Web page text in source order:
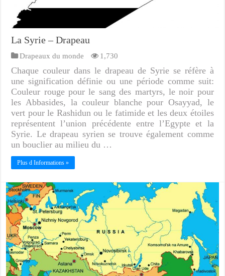
La Syrie – Drapeau
Drapeaux du monde 1,730
Chaque couleur dans le drapeau de Syrie se réfère à
une signification définie ou une période comme suit:
Couleur rouge pour le sang des martyrs, le noir pour
les Abbasides, la couleur blanche pour Osayyad, le
vert pour le Rashidun ou le fatimide et les deux étoiles
représentent l’union précédente entre l’Egypte et la
Syrie. Le drapeau syrien se trouve également comme
un bouclier au milieu du …
Plus d Informations »